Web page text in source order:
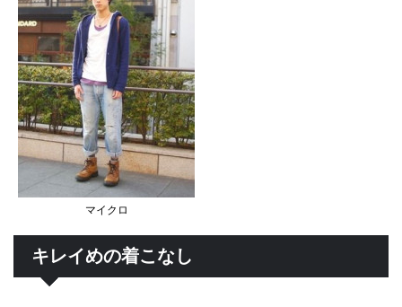
マイクロ
キレイめの着こなし